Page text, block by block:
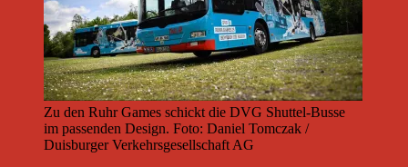
Zu den Ruhr Games schickt die DVG Shuttel-Busse
im passenden Design. Foto: Daniel Tomczak /
Duisburger Verkehrsgesellschaft AG